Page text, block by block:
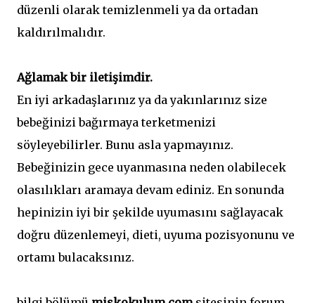
düzenli olarak temizlenmeli ya da ortadan
kaldırılmalıdır.
Ağlamak bir iletişimdir.
En iyi arkadaşlarınız ya da yakınlarınız size
bebeğinizi bağırmaya terketmenizi
söyleyebilirler. Bunu asla yapmayınız.
Bebeğinizin gece uyanmasına neden olabilecek
olasılıkları aramaya devam ediniz. En sonunda
hepinizin iyi bir şekilde uyumasını sağlayacak
doğru düzenlemeyi, dieti, uyuma pozisyonunu ve
ortamı bulacaksınız.